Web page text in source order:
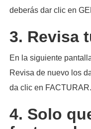
deberás dar clic en
3. Revisa
En la siguiente
Revisa de nuevo los
da clic en FACTURAR.
4. Solo